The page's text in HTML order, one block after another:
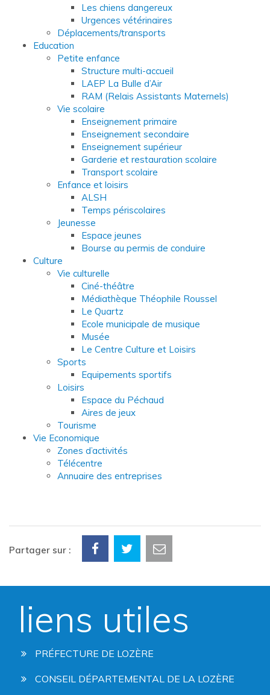
Les chiens dangereux
Urgences vétérinaires
Déplacements/transports
Education
Petite enfance
Structure multi-accueil
LAEP La Bulle d’Air
RAM (Relais Assistants Maternels)
Vie scolaire
Enseignement primaire
Enseignement secondaire
Enseignement supérieur
Garderie et restauration scolaire
Transport scolaire
Enfance et loisirs
ALSH
Temps périscolaires
Jeunesse
Espace jeunes
Bourse au permis de conduire
Culture
Vie culturelle
Ciné-théâtre
Médiathèque Théophile Roussel
Le Quartz
Ecole municipale de musique
Musée
Le Centre Culture et Loisirs
Sports
Equipements sportifs
Loisirs
Espace du Péchaud
Aires de jeux
Tourisme
Vie Economique
Zones d’activités
Télécentre
Annuaire des entreprises
Partager sur :
liens utiles
PRÉFECTURE DE LOZÈRE
CONSEIL DÉPARTEMENTAL DE LA LOZÈRE